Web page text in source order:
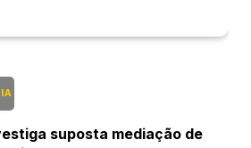
suposta mediação de